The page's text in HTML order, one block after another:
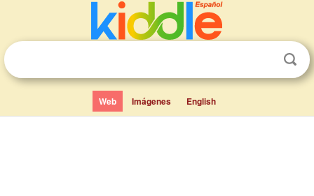
Web Imágenes English